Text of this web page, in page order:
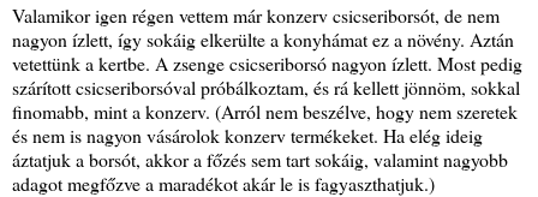
Valamikor igen régen vettem már konzerv csicseriborsót, de nem
nagyon ízlett, így sokáig elkerülte a konyhámat ez a növény. Aztán
vetettünk a kertbe. A zsenge csicseriborsó nagyon ízlett. Most pedig
szárított csicseriborsóval próbálkoztam, és rá kellett jönnöm, sokkal
finomabb, mint a konzerv. (Arról nem beszélve, hogy nem szeretek
és nem is nagyon vásárolok konzerv termékeket. Ha elég ideig
áztatjuk a borsót, akkor a főzés sem tart sokáig, valamint nagyobb
adagot megfőzve a maradékot akár le is fagyaszthatjuk.)